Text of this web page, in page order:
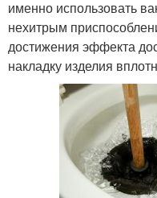
именно использовать
нехитрым
достижения эффекта
накладку изделия